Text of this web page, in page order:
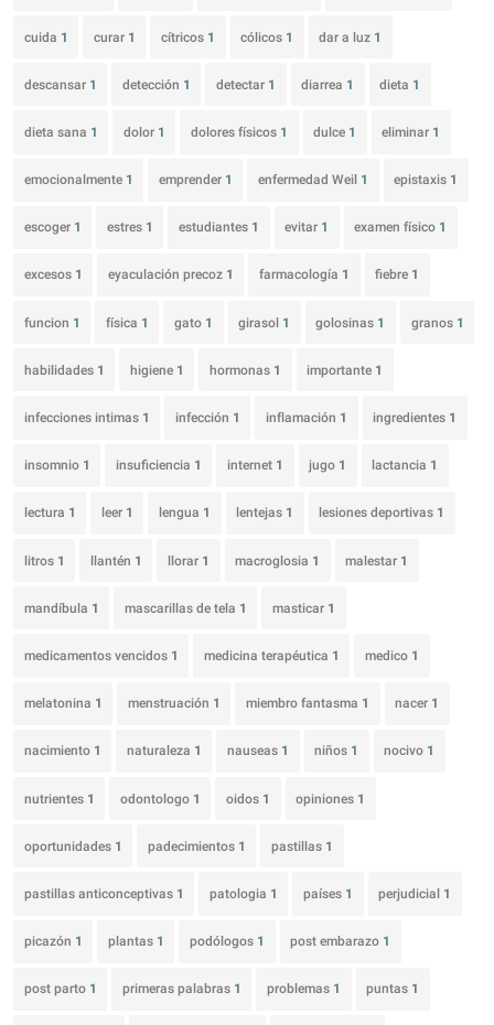
cuida 1 curar 1 cítricos 1 cólicos 1 dar a luz 1
descansar 1 detección 1 detectar 1 diarrea 1 dieta 1
dieta sana 1 dolor 1 dolores físicos 1 dulce 1 eliminar 1
emocionalmente 1 emprender 1 enfermedad Weil 1 epistaxis 1
escoger 1 estres 1 estudiantes 1 evitar 1 examen físico 1
excesos 1 eyaculación precoz 1 farmacología 1 fiebre 1
funcion 1 física 1 gato 1 girasol 1 golosinas 1 granos 1
habilidades 1 higiene 1 hormonas 1 importante 1
infecciones intimas 1 infección 1 inflamación 1 ingredientes 1
insomnio 1 insuficiencia 1 internet 1 jugo 1 lactancia 1
lectura 1 leer 1 lengua 1 lentejas 1 lesiones deportivas 1
litros 1 llantén 1 llorar 1 macroglosia 1 malestar 1
mandíbula 1 mascarillas de tela 1 masticar 1
medicamentos vencidos 1 medicina terapéutica 1 medico 1
melatonina 1 menstruación 1 miembro fantasma 1 nacer 1
nacimiento 1 naturaleza 1 nauseas 1 niños 1 nocivo 1
nutrientes 1 odontologo 1 oidos 1 opiniones 1
oportunidades 1 padecimientos 1 pastillas 1
pastillas anticonceptivas 1 patologia 1 países 1 perjudicial 1
picazón 1 plantas 1 podólogos 1 post embarazo 1
post parto 1 primeras palabras 1 problemas 1 puntas 1